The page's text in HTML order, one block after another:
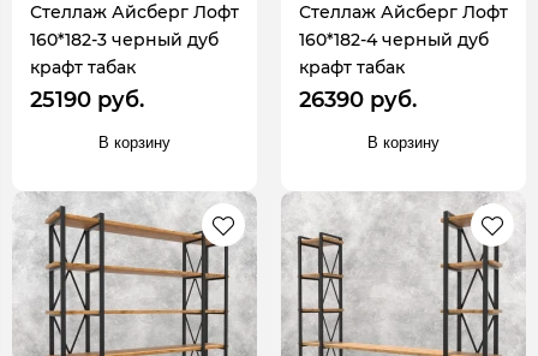
Стеллаж Айсберг Лофт
160*182-3 черный дуб
крафт табак
25190 руб.
В корзину
Стеллаж Айсберг Лофт
160*182-4 черный дуб
крафт табак
26390 руб.
В корзину